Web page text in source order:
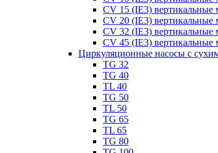
CV 15 (IE3) вертикальные
CV 20 (IE3) вертикальные
CV 32 (IE3) вертикальные
CV 45 (IE3) вертикальные
Циркуляционные насосы с
TG 32
TG 40
TL 40
TG 50
TL 50
TG 65
TL 65
TG 80